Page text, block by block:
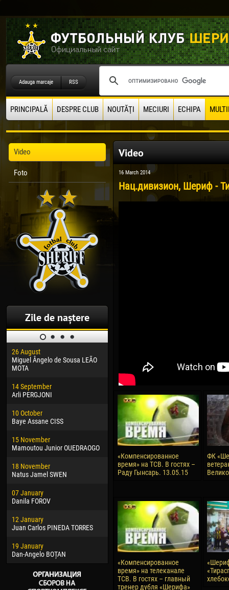
Adauga marcaje RSS
PRINCIPALĂ DESPRE CLUB NOUTĂŢI MECIURI ECHIPA
Video
Foto
Zile de naștere
26 August
Miguel Ângelo de Sousa LEÃO
MOTA
14 September
Arli PERGJONI
10 October
Baye Assane CISS
15 November
Mamoutou Junior OUEDRAOGO
18 November
Natus Jamel SWEN
07 January
Danila FOROV
12 January
Juan Carlos PINEDA TORRES
19 January
Dan-Angelo BOȚAN
24 February
Vladislav COSTIN
02 March
Veaceslav COZMA
09 March
Emmanuel AFETSE
20 March
Jayder Moreno ASPRILLA
26 March
Vitor Hugo Morais de OLIVEIRA
28 March
Raí LOPES DE OLIVEIRA
24
15
24
10
15
Ivan
Video
16 March 2014
Нац.дивизион, Шериф -
«Компенсированное
время» на ТСВ. В гостях –
Раду Гынсарь. 13.05.15
ФК
«Компенсированное
время» на телеканале
ТСВ. В гостях – главный
тренер дубля «Шерифа»